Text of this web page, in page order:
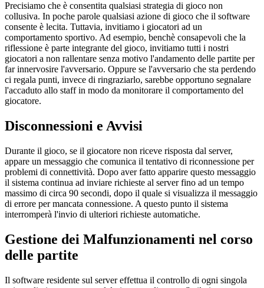
Precisiamo che è consentita qualsiasi strategia di gioco non
collusiva. In poche parole qualsiasi azione di gioco che il software
consente è lecita. Tuttavia, invitiamo i giocatori ad un
comportamento sportivo. Ad esempio, benchè consapevoli che la
riflessione è parte integrante del gioco, invitiamo tutti i nostri
giocatori a non rallentare senza motivo l'andamento delle partite per
far innervosire l'avversario. Oppure se l'avversario che sta perdendo
ci regala punti, invece di ringraziarlo, sarebbe opportuno segnalare
l'accaduto allo staff in modo da monitorare il comportamento del
giocatore.
Disconnessioni e Avvisi
Durante il gioco, se il giocatore non riceve risposta dal server,
appare un messaggio che comunica il tentativo di riconnessione per
problemi di connettività. Dopo aver fatto apparire questo messaggio
il sistema continua ad inviare richieste al server fino ad un tempo
massimo di circa 90 secondi, dopo il quale si visualizza il messaggio
di errore per mancata connessione. A questo punto il sistema
interromperà l'invio di ulteriori richieste automatiche.
Gestione dei Malfunzionamenti nel corso
delle partite
Il software residente sul server effettua il controllo di ogni singola